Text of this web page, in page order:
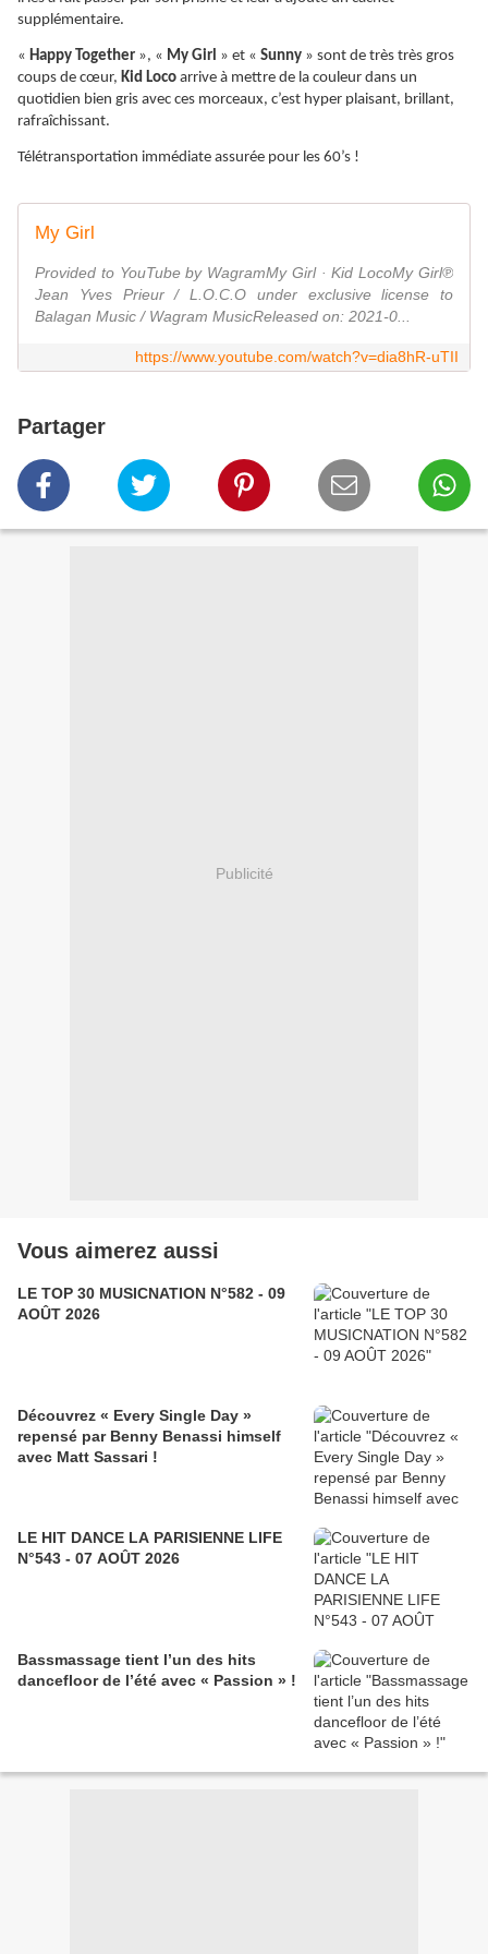
supplémentaire.
« Happy Together », « My Girl » et « Sunny » sont de très très gros
coups de cœur, Kid Loco arrive à mettre de la couleur dans un
quotidien bien gris avec ces morceaux, c’est hyper plaisant, brillant,
rafraîchissant.
Télétransportation immédiate assurée pour les 60’s !
My Girl
Provided to YouTube by WagramMy Girl · Kid LocoMy Girl℗
Jean Yves Prieur / L.O.C.O under exclusive license to
Balagan Music / Wagram MusicReleased on: 2021-0...
https://www.youtube.com/watch?v=dia8hR-uTII
Partager
Publicité
Vous aimerez aussi
LE TOP 30 MUSICNATION N°582 - 09
AOÛT 2026
Découvrez « Every Single Day »
repensé par Benny Benassi himself
avec Matt Sassari !
LE HIT DANCE LA PARISIENNE LIFE
N°543 - 07 AOÛT 2026
Bassmassage tient l’un des hits
dancefloor de l’été avec « Passion » !